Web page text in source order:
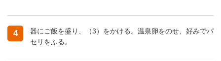
4
器にご飯を盛り、（3）をかける。温泉卵をのせ、好みでパ
セリをふる。